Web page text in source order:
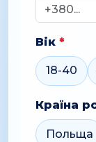
Вік *
18-40
Країна
Польща